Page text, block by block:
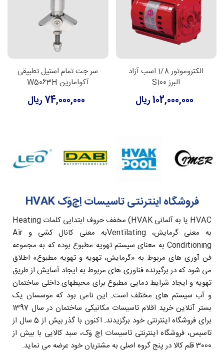
الکتروموتور 1/8 اسب آزاد
البرز S100
102,000,000 ریال
سر جت تمام استیل تطبیقی
آکوامارین W5063H
74,000,000 ریال
فروشگاه اینترنتی تاسیسات اِچ‌وَک HVAK
HVAC یا به آلمانی HVAK) مخفف حروف ابتدایی کلمات Heating
به معنی گرمایش، Ventilatingبه معنی کانال کشی و Air
Conditioning به معنای سیستم تهویه مطبوع بوده که به مجموعه
فن آوری های مربوط به «گرمایش، تهویه و تهویه مطبوع» اطلاق
می شود که در برگیرنده فناوری های مربوط به ایجاد آسایش از طریق
تهویه و ایجاد شرایط دمایی مطبوع برای محیطهای داخلی ساختمان
و آب سیستم های مختلف است. این نامی بود که موسسان یک
بستر آنلاین خرید اقلام تاسیسات مکانیکی ساختمان در سال 1397
برای فروشگاه اینترنتی خود برگزیدند. اکنون با گذر بیش از 5 سال از
تاسیس، فروشگاه اینترنتی تاسیسات اِچ وَک، سبد کالایی با بیش از
3000 قلم کالا در پنج گروه اصلی به مشتریان خود عرضه می نماید.